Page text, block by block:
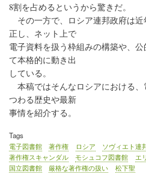
8割を占めるというから驚きだ。
その一方で、ロシア連邦政府は
正し、ネット上で
電子資料を扱う枠組みの構築や、
て本格的に動き出
している。
本稿ではそんなロシアにおける、
つわる歴史や最新
事情を紹介する。
Tags
電子図書館
著作権 ロシア ソヴィエト連
著作権スキャンダル
モシュコフ図書館
エ
国立図書館
厳格な著作権の扱い 松下聖